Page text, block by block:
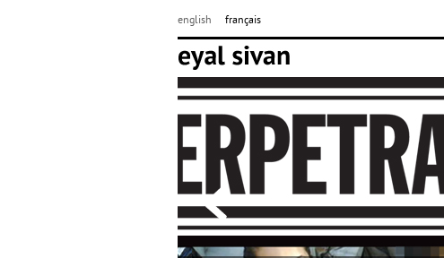
english français